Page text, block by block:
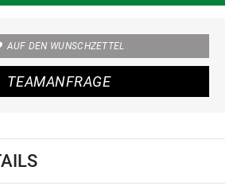
AUF DEN WUNSCHZETTEL
TEAMANFRAGE